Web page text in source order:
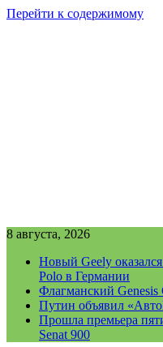
Перейти к содержимому
8 августа, 2026
Новый Geely
Polo в Германии
Флагманский
Путин объявил
Прошла премьера
Senat 900